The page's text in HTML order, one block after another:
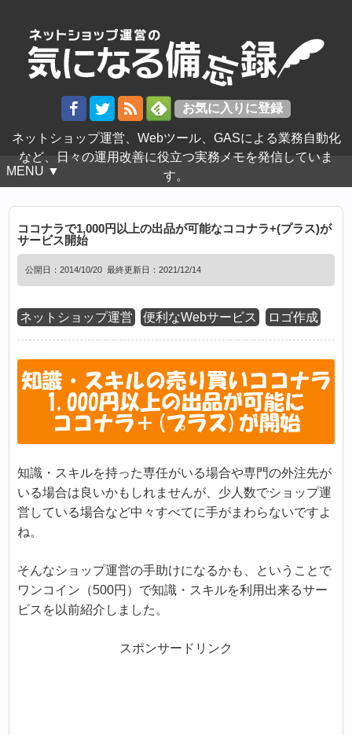
ネットショップ運営、Webツール、GASによる業務自動化
など、日々の運用改善に役立つ実務メモを発信していま
す。
MENU ▼
ココナラで1,000円以上の出品が可能なココナラ+(プラス)が
サービス開始
公開日：2014/10/20 最終更新日：2021/12/14
ネットショップ運営 便利なWebサービス ロゴ作成
知識・スキルを持った専任がいる場合や専門の外注先が
いる場合は良いかもしれませんが、少人数でショップ運
営している場合など中々すべてに手がまわらないですよ
ね。
そんなショップ運営の手助けになるかも、ということで
ワンコイン（500円）で知識・スキルを利用出来るサー
ビスを以前紹介しました。
スポンサードリンク